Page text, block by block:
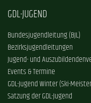
GDL-JUGEND
Bundesjugendleitung (BJL)
Bezirksjugendleitungen
Jugend- und
Events & Termine
GDL-Jugend Winter (Ski-
Satzung der GDL-Jugend